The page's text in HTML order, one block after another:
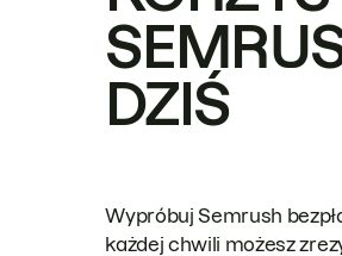
DZIŚ
Wypróbuj Semrush
każdej chwili możesz